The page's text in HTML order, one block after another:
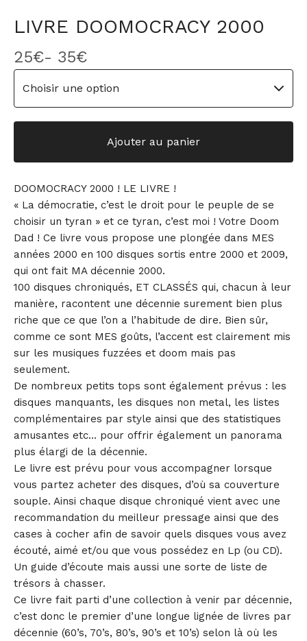
LIVRE DOOMOCRACY 2000
25€- 35€
Ajouter au panier
DOOMOCRACY 2000 ! LE LIVRE !
« La démocratie, c’est le droit pour le peuple de se
choisir un tyran » et ce tyran, c’est moi ! Votre Doom
Dad ! Ce livre vous propose une plongée dans MES
années 2000 en 100 disques sortis entre 2000 et 2009,
qui ont fait MA décennie 2000.
100 disques chroniqués, ET CLASSÉS qui, chacun à leur
manière, racontent une décennie surement bien plus
riche que ce que l’on a l’habitude de dire. Bien sûr,
comme ce sont MES goûts, l’accent est clairement mis
sur les musiques fuzzées et doom mais pas
seulement.
De nombreux petits tops sont également prévus : les
disques manquants, les disques non metal, les listes
complémentaires par style ainsi que des statistiques
amusantes etc… pour offrir également un panorama
plus élargi de la décennie.
Le livre est prévu pour vous accompagner lorsque
vous partez acheter des disques, d’où sa couverture
souple. Ainsi chaque disque chroniqué vient avec une
recommandation du meilleur pressage ainsi que des
cases à cocher afin de savoir quels disques vous avez
écouté, aimé et/ou que vous possédez en Lp (ou CD).
Un guide d’écoute mais aussi une sorte de liste de
trésors à chasser.
Ce livre fait parti d’une collection à venir par décennie,
c’est donc le premier d’une longue lignée de livres par
décennie (60’s, 70’s, 80’s, 90’s et 10’s) selon là où les